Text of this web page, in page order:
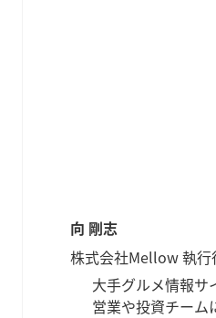
向 剛志
株式会社Mellow 執行
大手グルメ情報サ
営業や投資チーム